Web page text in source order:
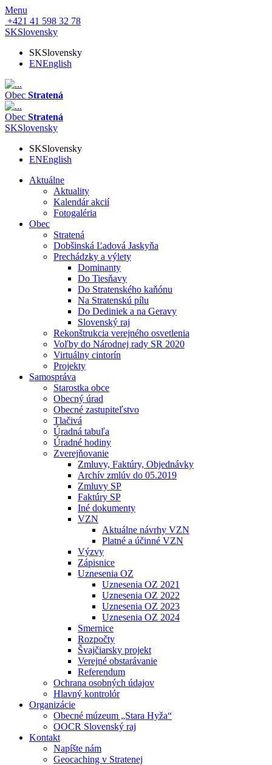
Menu
+421 41 598 32 78
SKSlovensky
SKSlovensky
ENEnglish
Obec Stratená
Obec Stratená
SKSlovensky
SKSlovensky
ENEnglish
Aktuálne
Aktuality
Kalendár akcií
Fotogaléria
Obec
Stratená
Dobšinská Ľadová Jaskyňa
Prechádzky a výlety
Dominanty
Do Tiesňavy
Do Stratenského kaňónu
Na Stratenskú pílu
Do Dediniek a na Geravy
Slovenský raj
Rekonštrukcia verejného osvetlenia
Voľby do Národnej rady SR 2020
Virtuálny cintorín
Projekty
Samospráva
Starostka obce
Obecný úrad
Obecné zastupiteľstvo
Tlačivá
Úradná tabuľa
Úradné hodiny
Zverejňovanie
Zmluvy, Faktúry, Objednávky
Archív zmlúv do 05.2019
Zmluvy SP
Faktúry SP
Iné dokumenty
VZN
Aktuálne návrhy VZN
Platné a účinné VZN
Výzvy
Zápisnice
Uznesenia OZ
Uznesenia OZ 2021
Uznesenia OZ 2022
Uznesenia OZ 2023
Uznesenia OZ 2024
Smernice
Rozpočty
Švajčiarsky projekt
Verejné obstarávanie
Referendum
Ochrana osobných údajov
Hlavný kontrolór
Organizácie
Obecné múzeum „Stara Hyža“
OOCR Slovenský raj
Kontakt
Napíšte nám
Geocaching v Stratenej